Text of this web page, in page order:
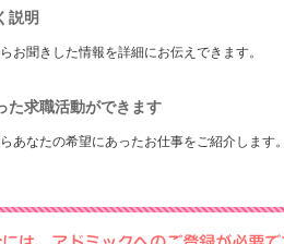
説明
お聞きした情報を詳細にお伝えできます。
た求職活動ができます
あなたの希望にあったお仕事をご紹介します。